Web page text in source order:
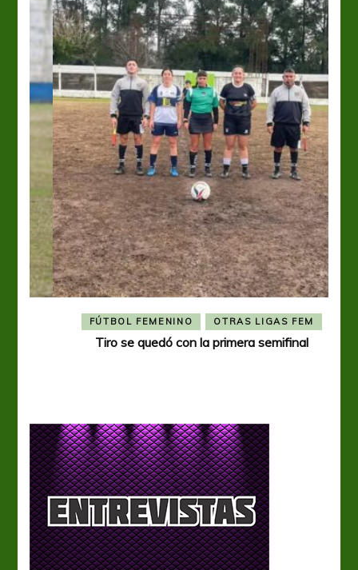
FÚTBOL FEMENINO OTRAS LIGAS FEM
Tiro se quedó con la primera semifinal